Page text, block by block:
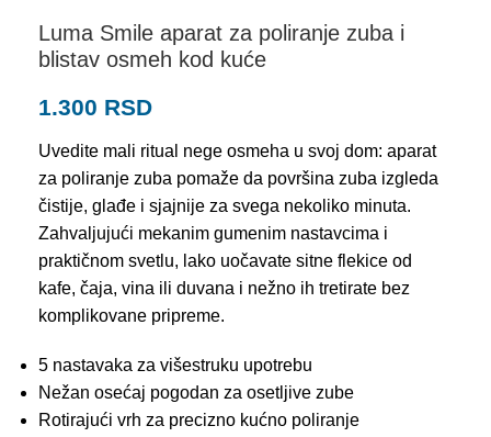
Luma Smile aparat za poliranje zuba i
blistav osmeh kod kuće
1.300 RSD
Uvedite mali ritual nege osmeha u svoj dom: aparat
za poliranje zuba pomaže da površina zuba izgleda
čistije, glađe i sjajnije za svega nekoliko minuta.
Zahvaljujući mekanim gumenim nastavcima i
praktičnom svetlu, lako uočavate sitne flekice od
kafe, čaja, vina ili duvana i nežno ih tretirate bez
komplikovane pripreme.
5 nastavaka za višestruku upotrebu
Nežan osećaj pogodan za osetljive zube
Rotirajući vrh za precizno kućno poliranje